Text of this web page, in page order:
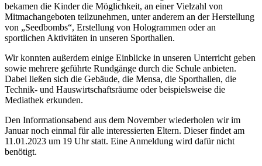
bekamen die Kinder die Möglichkeit, an einer Vielzahl von
Mitmachangeboten teilzunehmen, unter anderem an der Herstellung
von „Seedbombs“, Erstellung von Hologrammen oder an
sportlichen Aktivitäten in unseren Sporthallen.
Wir konnten außerdem einige Einblicke in unseren Unterricht geben
sowie mehrere geführte Rundgänge durch die Schule anbieten.
Dabei ließen sich die Gebäude, die Mensa, die Sporthallen, die
Technik- und Hauswirtschaftsräume oder beispielsweise die
Mediathek erkunden.
Den Informationsabend aus dem November wiederholen wir im
Januar noch einmal für alle interessierten Eltern. Dieser findet am
11.01.2023 um 19 Uhr statt. Eine Anmeldung wird dafür nicht
benötigt.